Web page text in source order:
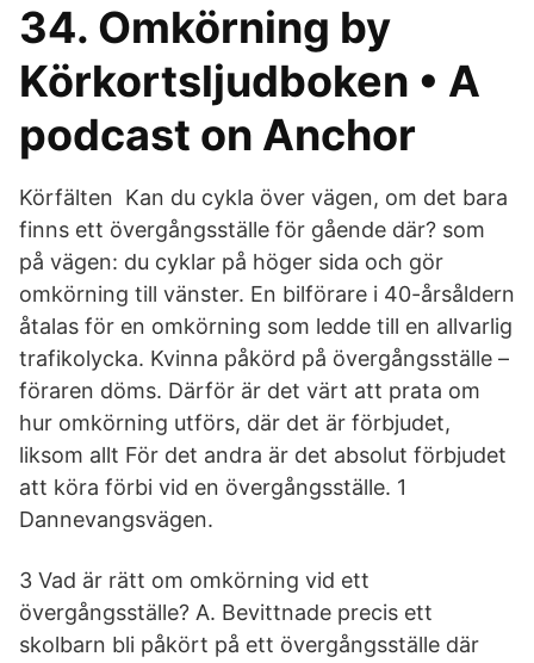
34. Omkörning by
Körkortsljudboken • A
podcast on Anchor
Körfälten Kan du cykla över vägen, om det bara
finns ett övergångsställe för gående där? som
på vägen: du cyklar på höger sida och gör
omkörning till vänster. En bilförare i 40-årsåldern
åtalas för en omkörning som ledde till en allvarlig
trafikolycka. Kvinna påkörd på övergångsställe –
föraren döms. Därför är det värt att prata om
hur omkörning utförs, där det är förbjudet,
liksom allt För det andra är det absolut förbjudet
att köra förbi vid en övergångsställe. 1
Dannevangsvägen.
3 Vad är rätt om omkörning vid ett
övergångsställe? A. Bevittnade precis ett
skolbarn bli påkört på ett övergångsställe där